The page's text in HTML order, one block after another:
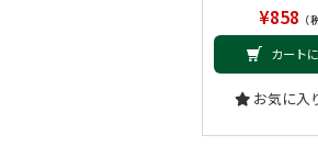
¥858 （
カート
お気に入